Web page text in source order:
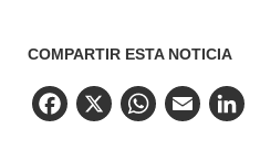
COMPARTIR ESTA NOTICIA
Facebook
X